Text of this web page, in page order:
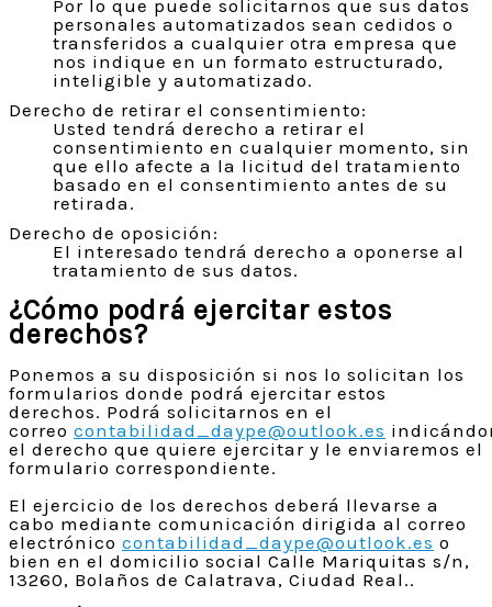
Por lo que puede solicitarnos que sus datos
personales automatizados sean cedidos o
transferidos a cualquier otra empresa que
nos indique en un formato estructurado,
inteligible y automatizado.
Derecho de retirar el consentimiento:
Usted tendrá derecho a retirar el
consentimiento en cualquier momento, sin
que ello afecte a la licitud del tratamiento
basado en el consentimiento antes de su
retirada.
Derecho de oposición:
El interesado tendrá derecho a oponerse al
tratamiento de sus datos.
¿Cómo podrá ejercitar estos
derechos?
Ponemos a su disposición si nos lo solicitan los
formularios donde podrá ejercitar estos
derechos. Podrá solicitarnos en el
correo contabilidad_daype@outlook.es
el derecho que quiere ejercitar y le enviaremos el
formulario correspondiente.
El ejercicio de los derechos deberá llevarse a
cabo mediante comunicación dirigida al correo
electrónico contabilidad_daype@outlook.es o
bien en el domicilio social Calle Mariquitas s/n,
13260, Bolaños de Calatrava, Ciudad Real..